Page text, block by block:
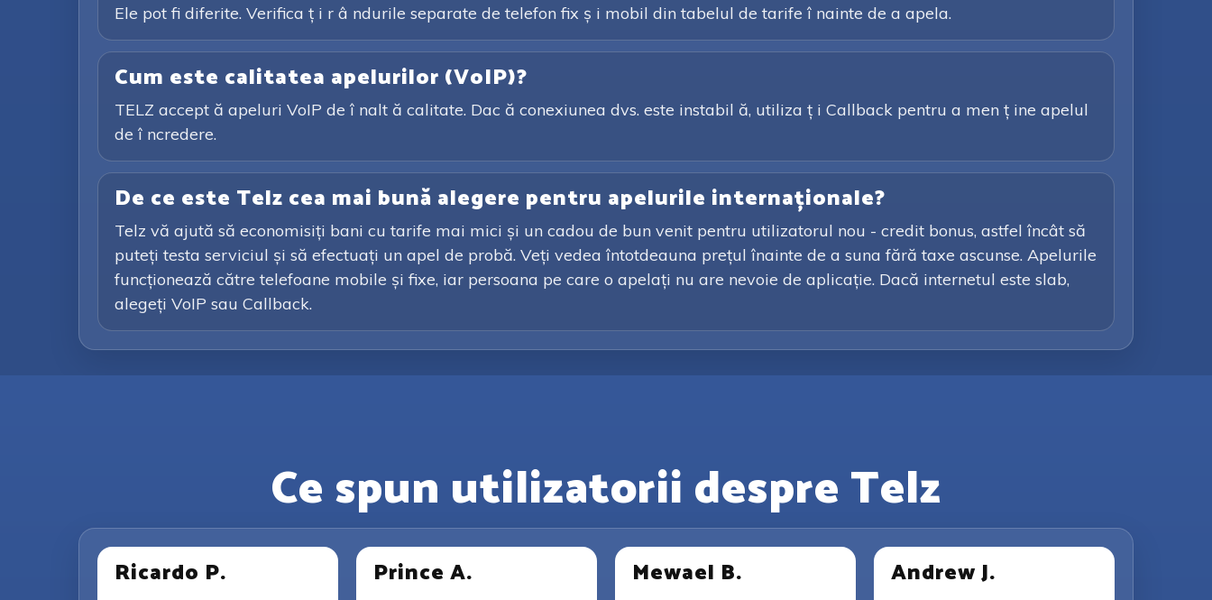
Ele pot fi diferite. Verifica ț i r â ndurile separate de telefon fix ș i mobil din tabelul de tarife î nainte de a apela.
Cum este calitatea apelurilor (VoIP)?
TELZ accept ă apeluri VoIP de î nalt ă calitate. Dac ă conexiunea dvs. este instabil ă, utiliza ț i Callback pentru a men ț ine apelul
de î ncredere.
De ce este Telz cea mai bună alegere pentru apelurile internaționale?
Telz vă ajută să economisiți bani cu tarife mai mici și un cadou de bun venit pentru utilizatorul nou - credit bonus, astfel încât să
puteți testa serviciul și să efectuați un apel de probă. Veți vedea întotdeauna prețul înainte de a suna fără taxe ascunse. Apelurile
funcționează către telefoane mobile și fixe, iar persoana pe care o apelați nu are nevoie de aplicație. Dacă internetul este slab,
alegeți VoIP sau Callback.
Ce spun utilizatorii despre Telz
Ricardo P. Prince A. Mewael B. Andrew J.